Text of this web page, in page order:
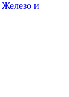
Железо и